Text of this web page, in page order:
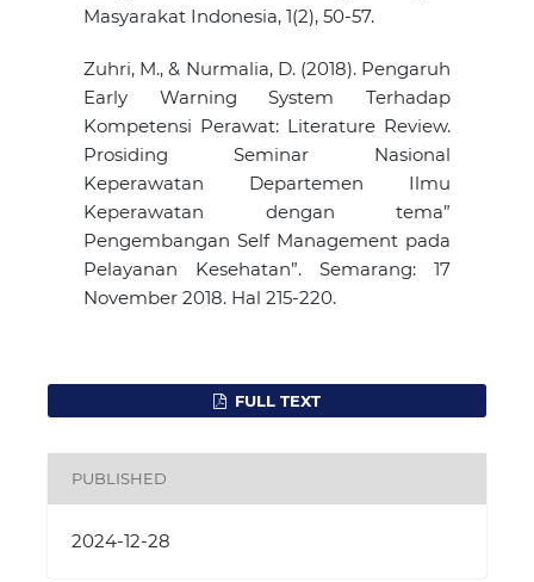
Masyarakat Indonesia, 1(2), 50-57.
Zuhri, M., & Nurmalia, D. (2018). Pengaruh
Early Warning System Terhadap
Kompetensi Perawat: Literature Review.
Prosiding Seminar Nasional
Keperawatan Departemen Ilmu
Keperawatan dengan tema”
Pengembangan Self Management pada
Pelayanan Kesehatan”. Semarang: 17
November 2018. Hal 215-220.
FULL TEXT
PUBLISHED
2024-12-28